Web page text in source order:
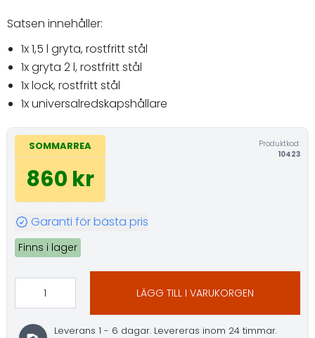
Satsen innehåller:
1x 1,5 l gryta, rostfritt stål
1x gryta 2 l, rostfritt stål
1x lock, rostfritt stål
1x universalredskapshållare
SOMMARREA
860 kr
Produktkod:
10423
Garanti för bästa pris
Finns i lager
LÄGG TILL I VARUKORGEN
Leverans 1 - 6 dagar. Levereras inom 24 timmar.